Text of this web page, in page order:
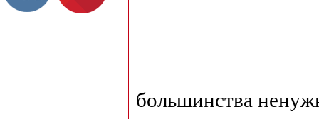
большинства